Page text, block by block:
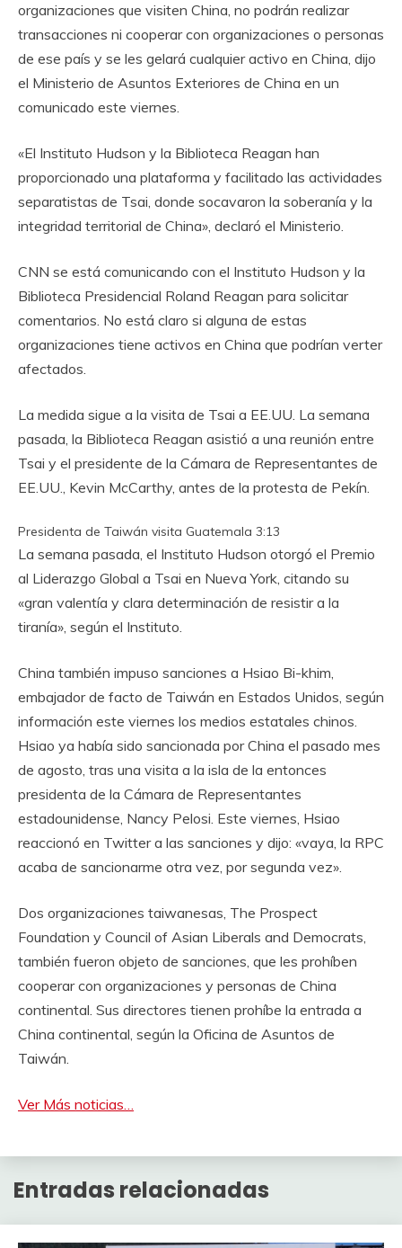
organizaciones que visiten China, no podrán realizar
transacciones ni cooperar con organizaciones o personas
de ese país y se les gelará cualquier activo en China, dijo
el Ministerio de Asuntos Exteriores de China en un
comunicado este viernes.
«El Instituto Hudson y la Biblioteca Reagan han
proporcionado una plataforma y facilitado las actividades
separatistas de Tsai, donde socavaron la soberanía y la
integridad territorial de China», declaró el Ministerio.
CNN se está comunicando con el Instituto Hudson y la
Biblioteca Presidencial Roland Reagan para solicitar
comentarios. No está claro si alguna de estas
organizaciones tiene activos en China que podrían verter
afectados.
La medida sigue a la visita de Tsai a EE.UU. La semana
pasada, la Biblioteca Reagan asistió a una reunión entre
Tsai y el presidente de la Cámara de Representantes de
EE.UU., Kevin McCarthy, antes de la protesta de Pekín.
Presidenta de Taiwán visita Guatemala 3:13
La semana pasada, el Instituto Hudson otorgó el Premio
al Liderazgo Global a Tsai en Nueva York, citando su
«gran valentía y clara determinación de resistir a la
tiranía», según el Instituto.
China también impuso sanciones a Hsiao Bi-khim,
embajador de facto de Taiwán en Estados Unidos, según
información este viernes los medios estatales chinos.
Hsiao ya había sido sancionada por China el pasado mes
de agosto, tras una visita a la isla de la entonces
presidenta de la Cámara de Representantes
estadounidense, Nancy Pelosi. Este viernes, Hsiao
reaccionó en Twitter a las sanciones y dijo: «vaya, la RPC
acaba de sancionarme otra vez, por segunda vez».
Dos organizaciones taiwanesas, The Prospect
Foundation y Council of Asian Liberals and Democrats,
también fueron objeto de sanciones, que les prohíben
cooperar con organizaciones y personas de China
continental. Sus directores tienen prohíbe la entrada a
China continental, según la Oficina de Asuntos de
Taiwán.
Ver Más noticias…
Entradas relacionadas